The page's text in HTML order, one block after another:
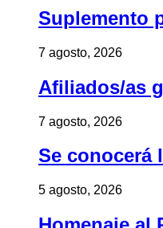
Suplemento
7 agosto, 2026
Afiliados/as
7 agosto, 2026
Se conocerá
5 agosto, 2026